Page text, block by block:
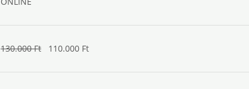
130.000 Ft110.000 Ft